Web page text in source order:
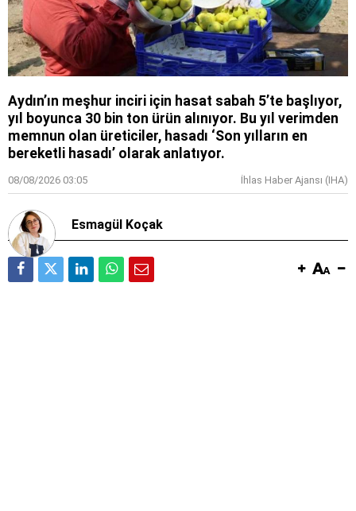
Aydın’ın meşhur inciri için hasat sabah 5’te başlıyor,
yıl boyunca 30 bin ton ürün alınıyor. Bu yıl verimden
memnun olan üreticiler, hasadı ‘Son yılların en
bereketli hasadı’ olarak anlatıyor.
08/08/2026 03:05 İhlas Haber Ajansı (IHA)
Esmagül Koçak